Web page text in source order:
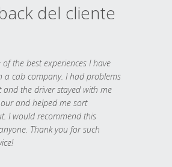
del cliente
of the best experiences I have
a cab company. I had problems
the driver stayed with me
and helped me sort
I would recommend this
Thank you for such